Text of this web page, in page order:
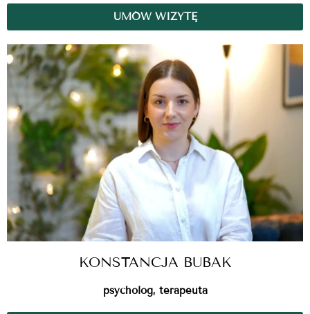
UMÓW WIZYTĘ
KONSTANCJA BUBAK
psycholog, terapeuta